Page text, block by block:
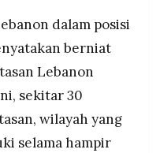
dalam posisi
berniat
Lebanon
sekitar 30
wilayah yang
selama hampir